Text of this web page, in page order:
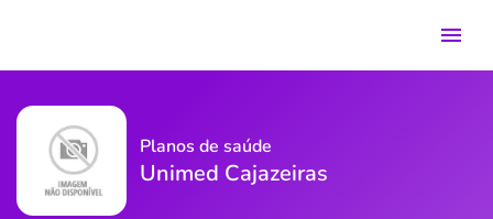
Planos de saúde
Unimed Cajazeiras